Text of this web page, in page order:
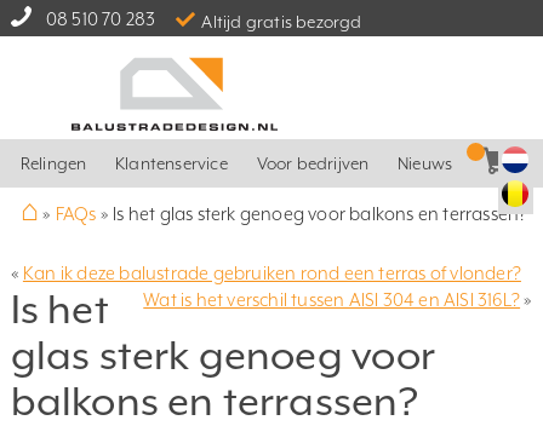
08 510 70 283 Altijd gratis bezorgd
Relingen Klantenservice Voor bedrijven Nieuws
⌂ » FAQs » Is het glas sterk genoeg voor balkons en terrassen?
« Kan ik deze balustrade gebruiken rond een terras of vlonder?
Wat is het verschil tussen AISI 304 en AISI 316L?»
Is het
glas sterk genoeg voor
balkons en terrassen?